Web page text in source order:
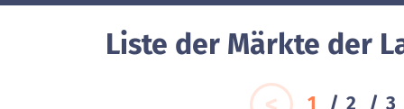
Liste der Märkte der
1 2 3